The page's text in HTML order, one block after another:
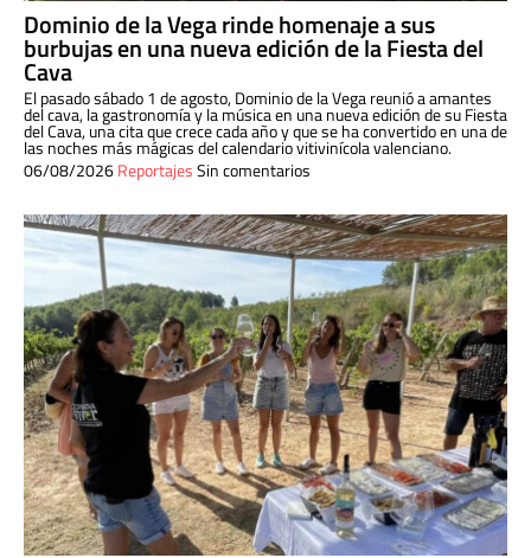
Dominio de la Vega rinde homenaje a sus
burbujas en una nueva edición de la Fiesta del
Cava
El pasado sábado 1 de agosto, Dominio de la Vega reunió a amantes
del cava, la gastronomía y la música en una nueva edición de su Fiesta
del Cava, una cita que crece cada año y que se ha convertido en una de
las noches más mágicas del calendario vitivinícola valenciano.
06/08/2026ReportajesSin comentarios